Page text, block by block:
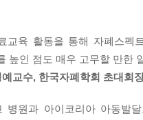
자신에게 허용된 행동 범위
지 않는 것을 자신을 ‘약 올
제행동을 더 악화시키는 경
미치기 때문입니다.
트럼 장애의 대표적인 증
치료를 받은 덕분에 지금은
말은커녕 눈맞춤도 할 줄 몰
활을 잘 해나가고 있습니다.
교육 활동을 통해 자폐스
높인 점도 매우 고무할 만한
교수, 한국자폐학회 초대회
병원과 아이코리아 아동발